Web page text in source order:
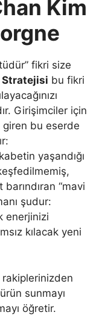
Kim
fikri size
Stratejisi bu fikri
Girişimciler için
bu eserde
yaşandığı
“mavi
şudur:
enerjinizi
kılacak yeni
rakiplerinizden
sunmayı
öğretir.